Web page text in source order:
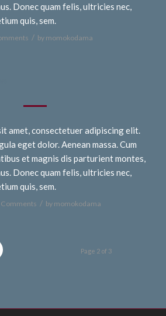
Donec quam felis, ultricies nec,
quis, sem.
/ by momokodama
amet, consectetuer adipiscing elit.
eget dolor. Aenean massa. Cum
et magnis dis parturient montes,
Donec quam felis, ultricies nec,
quis, sem.
Comments / by momokodama
Page 2 of 3